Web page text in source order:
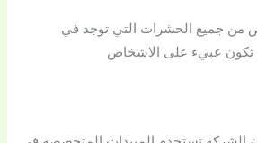
من جميع الحشرات التي توجد في
تكون عبيء على الاشخاص